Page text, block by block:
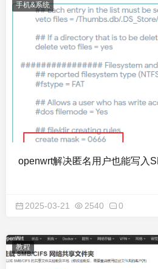
手机&系统
openwrt解决匿名用户也能写入
2025-03-21 2540 0
教程